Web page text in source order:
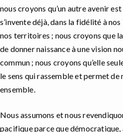
nous croyons qu’un autre avenir
s’invente déjà, dans la fidélité à
nos territoires ; nous croyons que
de donner naissance à une vision
commun ; nous croyons qu’elle
le sens qui rassemble et permet de
ensemble.
Nous assumons et nous
pacifique parce que démocratique,